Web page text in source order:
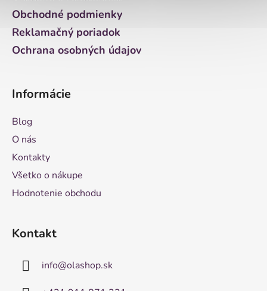
Obchodné podmienky
Reklamačný poriadok
Ochrana osobných údajov
Informácie
Blog
O nás
Kontakty
Všetko o nákupe
Hodnotenie obchodu
Kontakt
info@olashop.sk